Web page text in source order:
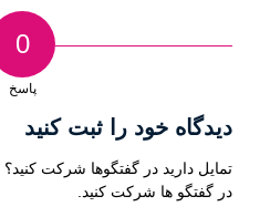
0
پاسخ
دیدگاه خود را ثبت کنید
تمایل دارید در گفتگوها شرکت کنید؟
در گفتگو ها شرکت کنید.